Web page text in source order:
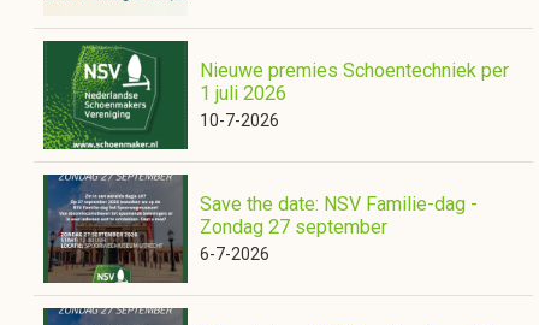
Nieuwe premies Schoentechniek per
1 juli 2026
10-7-2026
Save the date: NSV Familie-dag -
Zondag 27 september
6-7-2026